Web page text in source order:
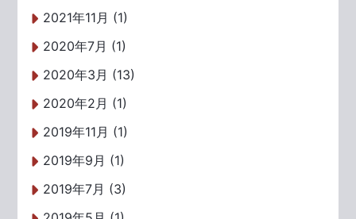
2021年11月 (1)
2020年7月 (1)
2020年3月 (13)
2020年2月 (1)
2019年11月 (1)
2019年9月 (1)
2019年7月 (3)